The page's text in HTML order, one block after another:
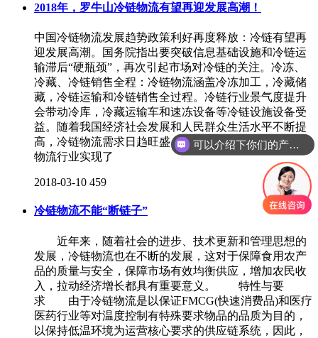
2018年，罗牛山冷链物流有望再迎发展高潮！
中国冷链物流发展趋势政策利好再度释放：冷链有望再
迎发展高潮。国务院指出要突破信息基础设施和冷链运
输滞后“硬瓶颈”，再次引起市场对冷链的关注。冷冻、
冷藏、冷链销售全程：冷链物流涵盖冷冻加工，冷藏储
藏，冷链运输和冷链销售全过程。冷链行业景气度提升
会带动冷库，冷藏运输车和速冻设备等冷链设施设备受
益。随着我国经济社会发展和人民群众生活水平不断提
高，冷链物流需求日趋旺盛，市场规模不断扩大，冷链
物流行业实现了
2018-03-10 459
冷链物流不能“断链子”
近年来，随着社会的进步、技术更新和管理思想的
发展，冷链物流也在不断的发展，这对于保障食用农产
品的质量与安全，保障市场有效均衡供应，增加农民收
入，拉动经济增长都具有重要意义。 特性与要
求 由于冷链物流是以保证FMCG(快速消费品)和医疗
医药行业等对温度控制有特殊要求物品的品质为目的，
以保持低温环境为运营核心要求的供应链系统，因此，
可以介绍下你们的产品么